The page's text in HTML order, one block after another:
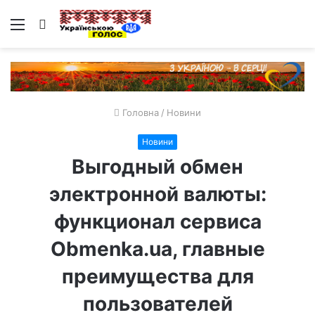
Меню Пошук
Головна / Новини
Новини
Выгодный обмен
электронной валюты:
функционал сервиса
Obmenka.ua, главные
преимущества для
пользователей